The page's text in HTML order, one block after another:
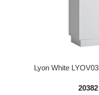
Lyon White
20382